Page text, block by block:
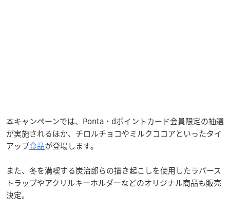
本キャンペーンでは、Ponta・dポイントカード会員限定の抽選
が実施されるほか、チロルチョコやミルクココアといったタイ
アップ食品が登場します。
また、冬を満喫する炭治郎らの描き起こしを使用したラバース
トラップやアクリルキーホルダーなどのオリジナル商品も販売
決定。